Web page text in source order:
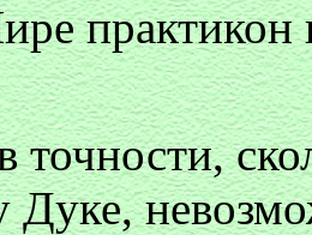
практикон
точности,